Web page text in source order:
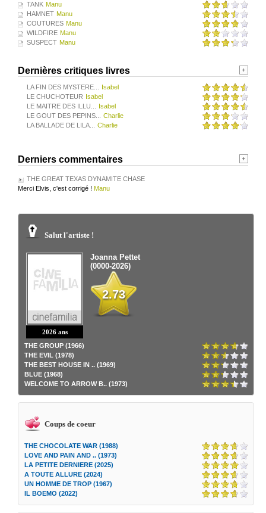
TANK Manu
HAMNET Manu
COUTURES Manu
WILDFIRE Manu
SUSPECT Manu
Dernières critiques livres
LA FIN DES MYSTERE...
Isabel
LE CHUCHOTEUR
Isabel
LE MAITRE DES ILLU...
Isabel
LE GOUT DES PEPINS... Charlie
LA BALLADE DE LILA... Charlie
Derniers commentaires
THE GREAT TEXAS DYNAMITE CHASE
Merci Elvis, c'est corrigé ! Manu
Salut l'artiste !
2026 ans
Joanna Pettet
(0000-2026)
2.73
THE GROUP (1966)
THE EVIL (1978)
THE BEST HOUSE IN .. (1969)
BLUE (1968)
WELCOME TO ARROW B.. (1973)
Coups de coeur
THE CHOCOLATE WAR (1988)
LOVE AND PAIN AND .. (1973)
LA PETITE DERNIERE (2025)
A TOUTE ALLURE (2024)
UN HOMME DE TROP (1967)
IL BOEMO (2022)